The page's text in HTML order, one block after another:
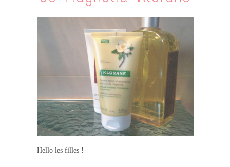
Hello les filles !